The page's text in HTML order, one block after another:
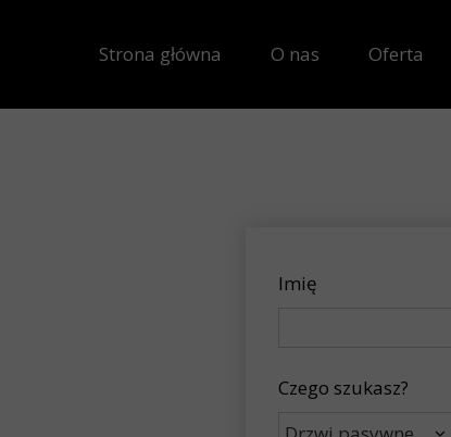
Strona główna O nas Oferta
Imię
Czego szukasz?